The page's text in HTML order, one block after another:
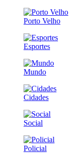
Porto Velho
Esportes
Mundo
Cidades
Social
Policial